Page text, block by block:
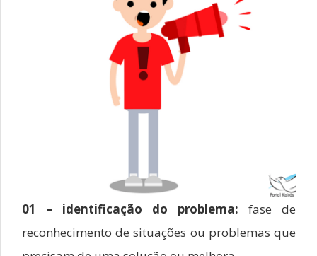
01 – identificação do problema: fase de
reconhecimento de situações ou problemas que